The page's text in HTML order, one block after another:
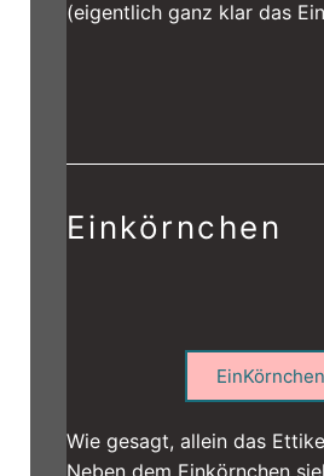
(eigentlich ganz klar das
Einkörnchen
EinKörnchen
Wie gesagt, allein das
Neben dem Einkörnchen